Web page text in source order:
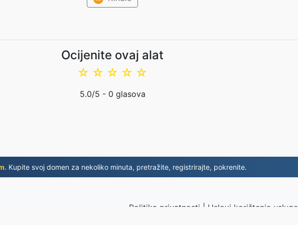
Ocijenite ovaj alat
☆
☆
☆
☆
☆
5.0/5 - 0 glasova
Kupite svoj domen za nekoliko minuta, pretražite, registrirajte, pokrenite.
Politika privatnosti | Uslovi korištenja usluge